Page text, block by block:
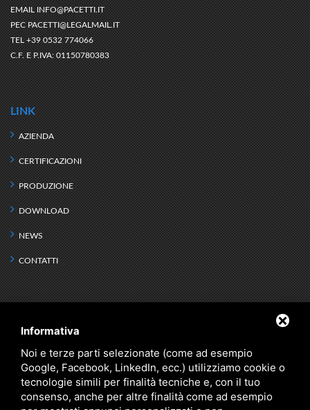
EMAIL INFO@PACETTI.IT
PEC PACETTI@LEGALMAIL.IT
TEL +39 0532 774066
C.F. E P.IVA:01150780383
LINK
AZIENDA
CERTIFICAZIONI
PRODUZIONE
DOWNLOAD
NEWS
CONTATTI
DEFANGATORI
ACQUA TECNICA
RISERVA IDRICA
PRODOTTI SPECIALI
Informativa
Noi e terze parti selezionate (come ad esempio
Google, Facebook, LinkedIn, ecc.) utilizziamo cookie o
tecnologie simili per finalità tecniche e, con il tuo
consenso, anche per altre finalità come ad esempio